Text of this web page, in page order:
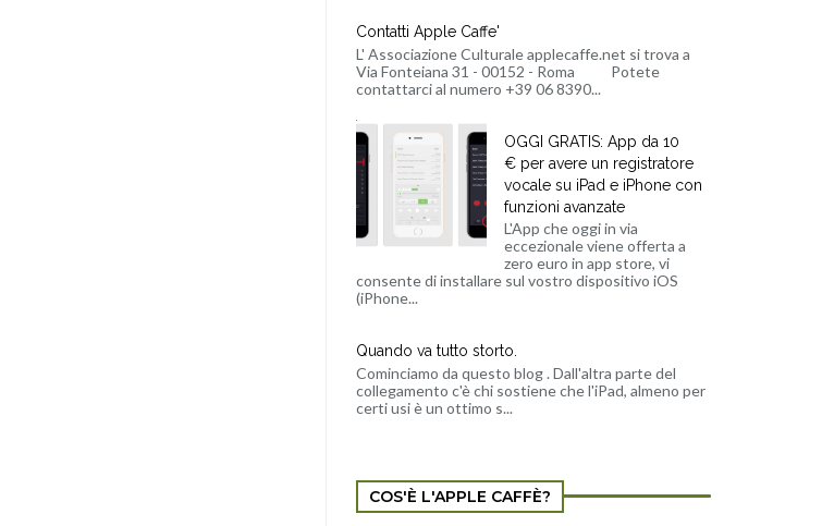
Contatti Apple Caffe'
L' Associazione Culturale applecaffe.net si trova a
Via Fonteiana 31 - 00152 - Roma Potete
contattarci al numero +39 06 8390...
OGGI GRATIS: App da 10
€ per avere un registratore
vocale su iPad e iPhone con
funzioni avanzate
L'App che oggi in via
eccezionale viene offerta a
zero euro in app store, vi
consente di installare sul vostro dispositivo iOS
(iPhone...
Quando va tutto storto.
Cominciamo da questo blog . Dall'altra parte del
collegamento c'è chi sostiene che l'iPad, almeno per
certi usi è un ottimo s...
COS'È L'APPLE CAFFÈ?